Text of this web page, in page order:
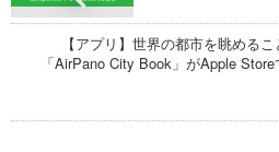
【アプリ】世界の都市を眺める
「AirPano City Book」がApple